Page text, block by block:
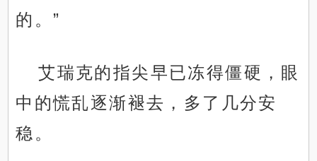
的。”
艾瑞克的指尖早已冻得僵硬，眼
中的慌乱逐渐褪去，多了几分安
稳。